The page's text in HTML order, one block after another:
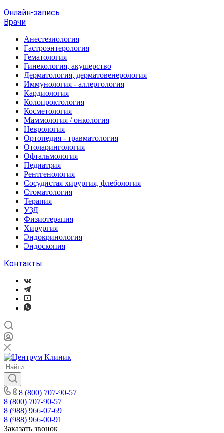
Онлайн-запись
Врачи
Анестезиология
Гастроэнтерология
Гематология
Гинекология, акушерство
Дерматология, дерматовенерология
Иммунология - аллергология
Кардиология
Колопроктология
Косметология
Маммология / онкология
Неврология
Ортопедия - травматология
Отоларингология
Офтальмология
Педиатрия
Рентгенология
Сосудистая хирургия, флебология
Стоматология
Терапия
УЗД
Физиотерапия
Хирургия
Эндокринология
Эндоскопия
Контакты
8 (800) 707-90-57
8 (800) 707-90-57
8 (988) 966-07-69
8 (988) 966-00-91
Заказать звонок